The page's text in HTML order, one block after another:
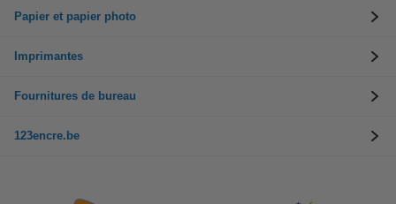
Papier et papier photo
Imprimantes
Fournitures de bureau
123encre.be